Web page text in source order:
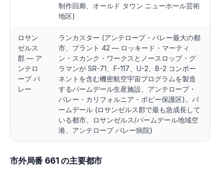
制作回廊、オールド タウン ニューホール芸術
地区)
ロサン
ゼルス
郡 — ア
ンテロ
ープ バ
レー
ランカスター (アンテロープ・バレー最大の都
市、プラント 42 — ロッキード・マーティ
ン・スカンク・ワークスとノースロップ・グ
ラマンが SR-71、F-117、U-2、B-2 コンポー
ネントを含む機密航空宇宙プログラムを製造
するパームデール生産施設、アンテロープ・
バレー・カリフォルニア・ポピー保護区)。パ
ームデール (ロサンゼルス郡で最も急成長して
いる都市、ロサンゼルス/パームデール地域空
港、アンテロープ バレー病院)
市外局番 661 の主要都市